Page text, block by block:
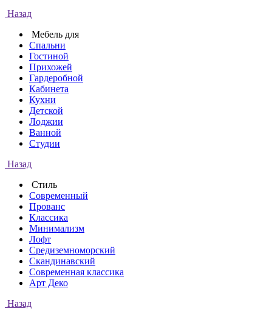
Назад
Мебель для
Спальни
Гостиной
Прихожей
Гардеробной
Кабинета
Кухни
Детской
Лоджии
Ванной
Студии
Назад
Стиль
Современный
Прованс
Классика
Минимализм
Лофт
Средиземноморский
Скандинавский
Современная классика
Арт Деко
Назад